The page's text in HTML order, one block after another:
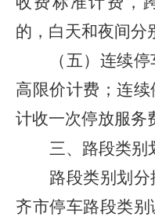
的，白天和夜间分
（五）连续
高限价计费；连
计收一次停放服务
三、路段类别
路段类别划
齐市停车路段类